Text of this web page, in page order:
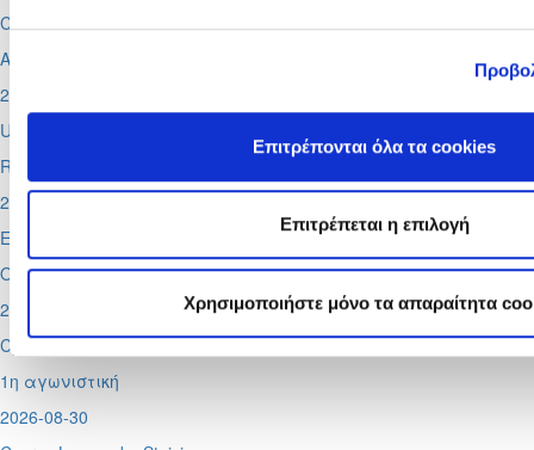
Επιτρέπονται όλα τα cookies
Επιτρέπεται η επιλογή
Χρησιμοποιήστε μόνο τα απαραίτητα
Conference League
Απόλλων - Μπραν
2026-08-12
UEFA Super CUP
Red Bull Arena (
2026-08-13
Europa League
Ομόνοια - Λίνκολν, Πάφος - Σάλτσμπουργκ
2026-08-29
Cyprus League by Stoiximan
1η αγωνιστική
2026-08-30